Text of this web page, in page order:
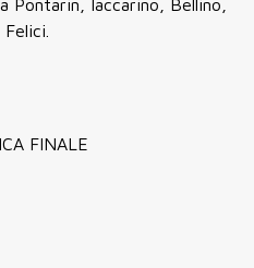
Pontarin, Iaccarino, Bellino,
FINALE